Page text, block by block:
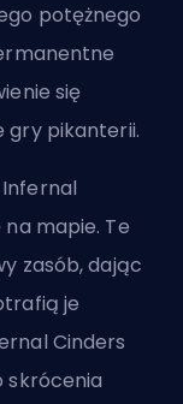
potężnego
się
gry pikanterii.
mapie. Te
zasób, dając
je
Cinders
skrócenia